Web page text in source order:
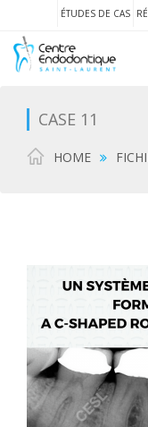
ÉTUDES DE CAS
CASE 11
HOME